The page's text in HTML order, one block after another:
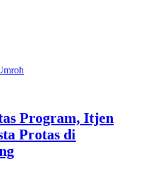
Program, Itjen
Protas di